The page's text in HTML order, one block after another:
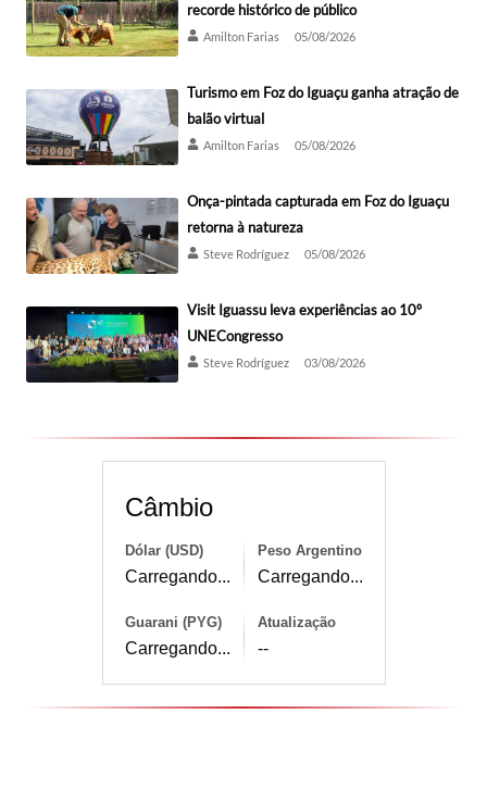
recorde histórico de público
Amilton Farias 05/08/2026
Turismo em Foz do Iguaçu ganha atração de
balão virtual
Amilton Farias 05/08/2026
Onça-pintada capturada em Foz do Iguaçu
retorna à natureza
Steve Rodríguez 05/08/2026
Visit Iguassu leva experiências ao 10º
UNECongresso
Steve Rodríguez 03/08/2026
Câmbio
Dólar (USD)
Carregando...
Peso Argentino
Carregando...
Guarani (PYG)
Carregando...
Atualização
--